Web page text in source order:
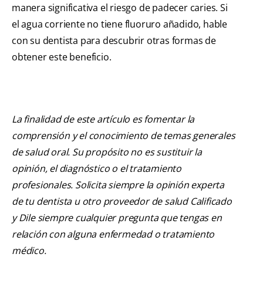
manera significativa el riesgo de padecer caries. Si
el agua corriente no tiene fluoruro añadido, hable
con su dentista para descubrir otras formas de
obtener este beneficio.
La finalidad de este artículo es fomentar la
comprensión y el conocimiento de temas generales
de salud oral. Su propósito no es sustituir la
opinión, el diagnóstico o el tratamiento
profesionales. Solicita siempre la opinión experta
de tu dentista u otro proveedor de salud Calificado
y Dile siempre cualquier pregunta que tengas en
relación con alguna enfermedad o tratamiento
médico.